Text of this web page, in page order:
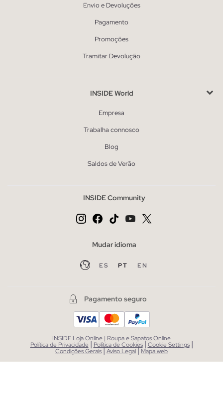
Envio e Devoluções
Pagamento
Promoções
Tramitar Devolução
INSIDE World
Empresa
Trabalha connosco
Blog
Saldos de Verão
INSIDE Community
Mudar idioma
ES PT EN
Pagamento seguro
INSIDE Loja Online | Roupa e Sapatos Online
Política de Privacidade | Política de Cookies | Cookie Settings |
Condições Gerais|Aviso Legal| Mapa web